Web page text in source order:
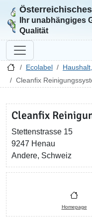
Zur Startseite
Ihr unabhängiges
Qualität
Ecolabel
Cleanfix
Cleanfix
Stettenstrasse 15
9247 Henau
Andere, Schweiz
Homepage